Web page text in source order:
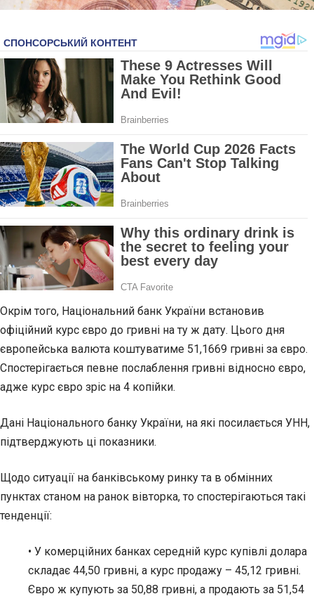
Окрім того, Національний банк України встановив
офіційний курс євро до гривні на ту ж дату. Цього дня
європейська валюта коштуватиме 51,1669 гривні за євро.
Спостерігається певне послаблення гривні відносно євро,
адже курс євро зріс на 4 копійки.
Дані Національного банку України, на які посилається УНН,
підтверджують ці показники.
Щодо ситуації на банківському ринку та в обмінних
пунктах станом на ранок вівторка, то спостерігаються такі
тенденції:
• У комерційних банках середній курс купівлі долара
складає 44,50 гривні, а курс продажу – 45,12 гривні.
Євро ж купують за 50,88 гривні, а продають за 51,54